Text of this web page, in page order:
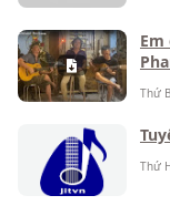
Thứ
Thứ